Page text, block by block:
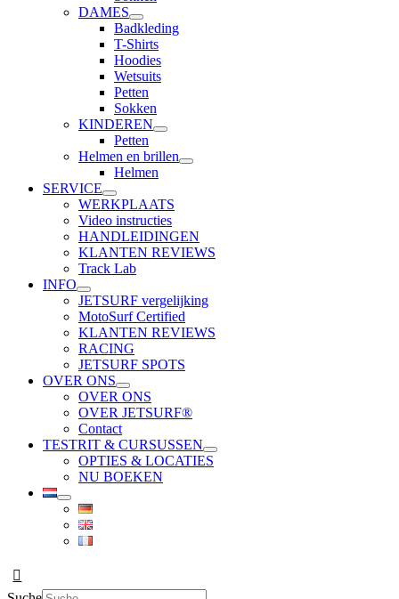
DAMES
Badkleding
T-Shirts
Hoodies
Wetsuits
Petten
Sokken
KINDEREN
Petten
Helmen en brillen
Helmen
SERVICE
WERKPLAATS
Video instructies
HANDLEIDINGEN
KLANTEN REVIEWS
Track Lab
INFO
JETSURF vergelijking
MotoSurf Certified
KLANTEN REVIEWS
RACING
JETSURF SPOTS
OVER ONS
OVER ONS
OVER JETSURF®
Contact
TESTRIT & CURSUSSEN
OPTIES & LOCATIES
NU BOEKEN